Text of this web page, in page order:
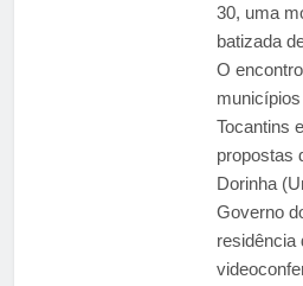
30, uma
batizada
O
Tocantins
propostas
Dorinha
Governo
residência